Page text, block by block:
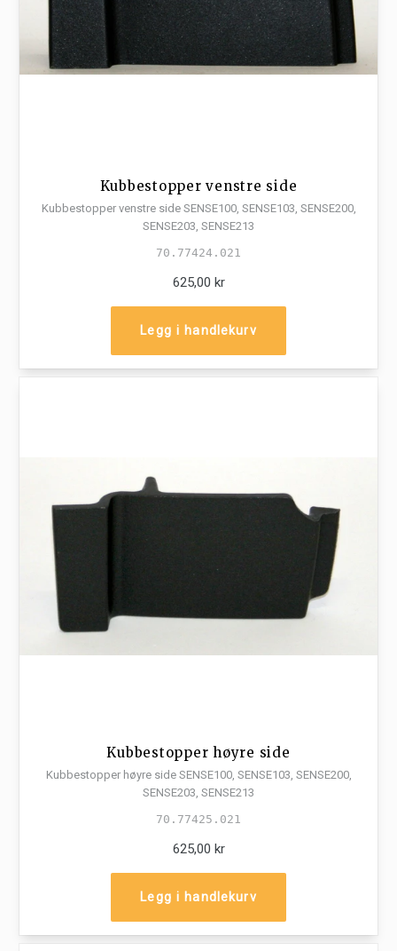
Kubbestopper venstre side
Kubbestopper venstre side SENSE100, SENSE103, SENSE200,
SENSE203, SENSE213
70.77424.021
625,00 kr
Legg i handlekurv
Kubbestopper høyre side
Kubbestopper høyre side SENSE100, SENSE103, SENSE200,
SENSE203, SENSE213
70.77425.021
625,00 kr
Legg i handlekurv